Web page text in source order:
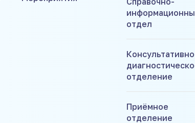
отдел
отделение
Приёмное
отделение